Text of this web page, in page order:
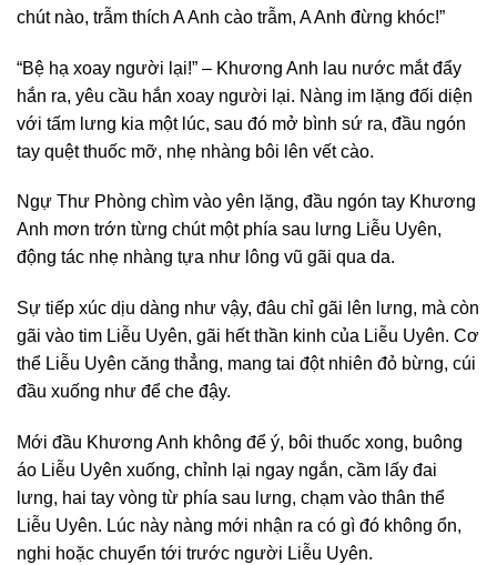
chút nào, trẫm thích A Anh cào trẫm, A Anh đừng khóc!”
“Bệ hạ xoay người lại!” – Khương Anh lau nước mắt đẩy
hắn ra, yêu cầu hắn xoay người lại. Nàng im lặng đối diện
với tấm lưng kia một lúc, sau đó mở bình sứ ra, đầu ngón
tay quệt thuốc mỡ, nhẹ nhàng bôi lên vết cào.
Ngự Thư Phòng chìm vào yên lặng, đầu ngón tay Khương
Anh mơn trớn từng chút một phía sau lưng Liễu Uyên,
động tác nhẹ nhàng tựa như lông vũ gãi qua da.
Sự tiếp xúc dịu dàng như vậy, đâu chỉ gãi lên lưng, mà còn
gãi vào tim Liễu Uyên, gãi hết thần kinh của Liễu Uyên. Cơ
thể Liễu Uyên căng thẳng, mang tai đột nhiên đỏ bừng, cúi
đầu xuống như để che đậy.
Mới đầu Khương Anh không để ý, bôi thuốc xong, buông
áo Liễu Uyên xuống, chỉnh lại ngay ngắn, cầm lấy đai
lưng, hai tay vòng từ phía sau lưng, chạm vào thân thể
Liễu Uyên. Lúc này nàng mới nhận ra có gì đó không ổn,
nghi hoặc chuyển tới trước người Liễu Uyên.